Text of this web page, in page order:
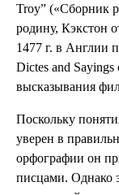
Troy” («Сборник
родину, Кэкстон
1477 г. в Англии
Dictes and
высказывания
Поскольку
уверен в
орфографии он
писцами. Однако